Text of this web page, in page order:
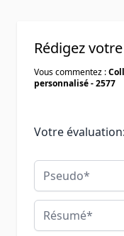
Rédigez
Vous commentez :
personnalisé - 2577
Votre évaluation:
Pseudo
Résumé